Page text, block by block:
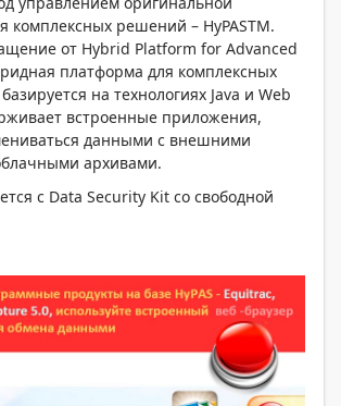
комплексных решений – HyPASTM.
от Hybrid Platform for Advanced
платформа для комплексных
на технологиях Java и Web
встроенные приложения,
данными с внешними
архивами.
с Data Security Kit со свободной